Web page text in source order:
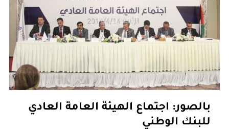
بالصور: اجتماع الهيئة العامة العادي
للبنك الوطني